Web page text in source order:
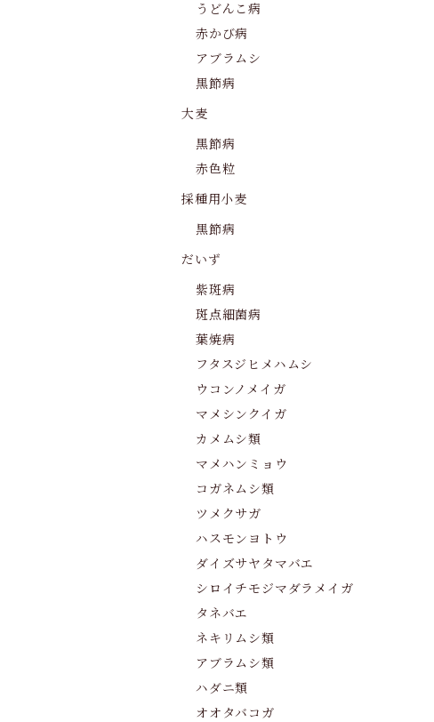
うどんこ病
赤かび病
アブラムシ
黒節病
大麦
黒節病
赤色粒
採種用小麦
黒節病
だいず
紫斑病
斑点細菌病
葉焼病
フタスジヒメハムシ
ウコンノメイガ
マメシンクイガ
カメムシ類
マメハンミョウ
コガネムシ類
ツメクサガ
ハスモンヨトウ
ダイズサヤタマバエ
シロイチモジマダラメイガ
タネバエ
ネキリムシ類
アブラムシ類
ハダニ類
オオタバコガ